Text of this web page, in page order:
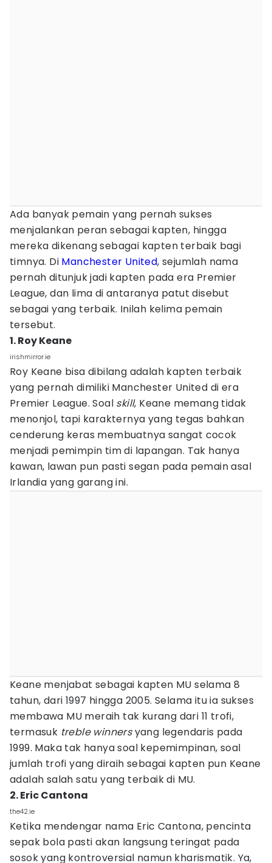
Ada banyak pemain yang pernah sukses
menjalankan peran sebagai kapten, hingga
mereka dikenang sebagai kapten terbaik bagi
timnya. Di Manchester United, sejumlah nama
pernah ditunjuk jadi kapten pada era Premier
League, dan lima di antaranya patut disebut
sebagai yang terbaik. Inilah kelima pemain
tersebut.
1. Roy Keane
irishmirror.ie
Roy Keane bisa dibilang adalah kapten terbaik
yang pernah dimiliki Manchester United di era
Premier League. Soal skill, Keane memang tidak
menonjol, tapi karakternya yang tegas bahkan
cenderung keras membuatnya sangat cocok
menjadi pemimpin tim di lapangan. Tak hanya
kawan, lawan pun pasti segan pada pemain asal
Irlandia yang garang ini.
Keane menjabat sebagai kapten MU selama 8
tahun, dari 1997 hingga 2005. Selama itu ia sukses
membawa MU meraih tak kurang dari 11 trofi,
termasuk treble winnersyang legendaris pada
1999. Maka tak hanya soal kepemimpinan, soal
jumlah trofi yang diraih sebagai kapten pun Keane
adalah salah satu yang terbaik di MU.
2. Eric Cantona
the42.ie
Ketika mendengar nama Eric Cantona, pencinta
sepak bola pasti akan langsung teringat pada
sosok yang kontroversial namun kharismatik. Ya,